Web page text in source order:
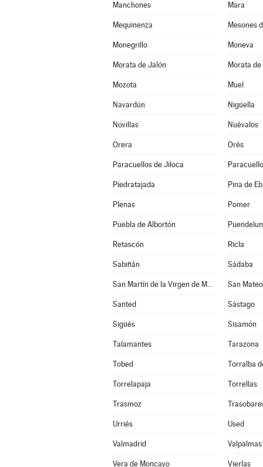
Manchones Mara
Mequinenza Mesones
Monegrillo Moneva
Morata de Jalón Morata
Mozota Muel
Navardún Nigüella
Novillas Nuévalos
Orera Orés
Paracuellos de Jiloca
Piedratajada Pina de
Plenas Pomer
Puebla de Albortón
Retascón Ricla
Sabiñán Sádaba
San Martín de la Virgen de Moncayo San
Santed Sástago
Sigüés Sisamón
Talamantes Tarazona
Tobed Torralba
Torrelapaja Torrellas
Trasmoz
Urriés Used
Valmadrid Valpalmas
Vera de Moncayo Vierlas